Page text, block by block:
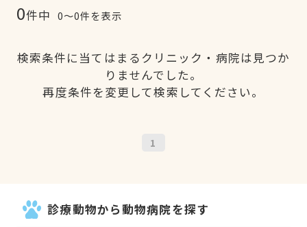
0件中 0〜0件を表示
検索条件に当てはまるクリニック・病院は見つか
りませんでした。
再度条件を変更して検索してください。
1
診療動物から動物病院を探す